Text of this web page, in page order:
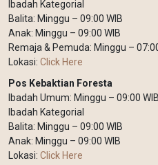
Ibadah Kategorial
Balita: Minggu – 09:00 WIB
Anak: Minggu – 09:00 WIB
Remaja & Pemuda: Minggu –
Lokasi: Click Here
Pos Kebaktian Foresta
Ibadah Umum: Minggu – 09:00 WIB
Ibadah Kategorial
Balita: Minggu – 09:00 WIB
Anak: Minggu – 09:00 WIB
Lokasi: Click Here